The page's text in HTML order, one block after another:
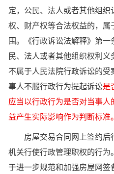
定，公民、法人或者其他组
权、财产权等合法权益的，
围。《行政诉讼法解释》第
民、法人或者其他组织权利义
不属于人民法院行政诉讼的受
事人不服行政行为提起诉讼是
应当以行政行为是否对当事
益产生实际影响作为判断标准。
房屋交易合同网上签约后
机关行使行政管理职权的行为
于进一步规范和加强房屋网